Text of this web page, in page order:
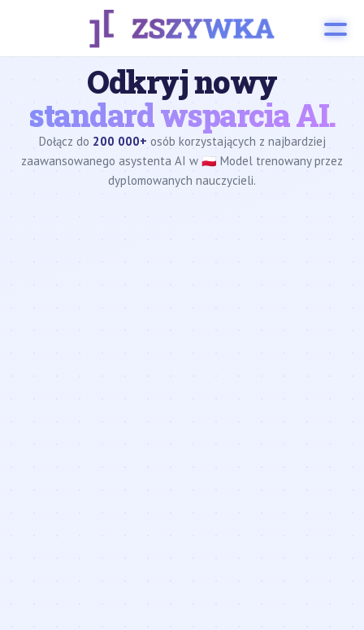
Odkryj nowy
standard wsparcia AI.
Dołącz do 200 000+ osób korzystających z najbardziej
zaawansowanego asystenta AI w 🇵🇱 Model trenowany przez
dyplomowanych nauczycieli.